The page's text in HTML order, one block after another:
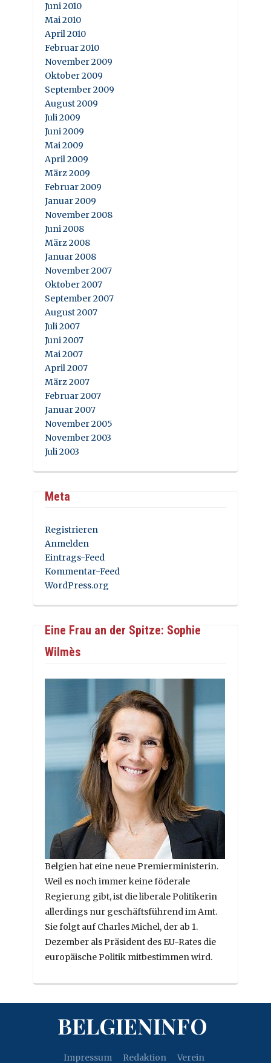
Juni 2010
Mai 2010
April 2010
Februar 2010
November 2009
Oktober 2009
September 2009
August 2009
Juli 2009
Juni 2009
Mai 2009
April 2009
März 2009
Februar 2009
Januar 2009
November 2008
Juni 2008
März 2008
Januar 2008
November 2007
Oktober 2007
September 2007
August 2007
Juli 2007
Juni 2007
Mai 2007
April 2007
März 2007
Februar 2007
Januar 2007
November 2005
November 2003
Juli 2003
Meta
Registrieren
Anmelden
Eintrags-Feed
Kommentar-Feed
WordPress.org
Eine Frau an der Spitze: Sophie
Wilmès
Belgien hat eine neue Premierministerin.
Weil es noch immer keine föderale
Regierung gibt, ist die liberale Politikerin
allerdings nur geschäftsführend im Amt.
Sie folgt auf Charles Michel, der ab 1.
Dezember als Präsident des EU-Rates die
europäische Politik mitbestimmen wird.
BELGIENINFO
Impressum Redaktion Verein